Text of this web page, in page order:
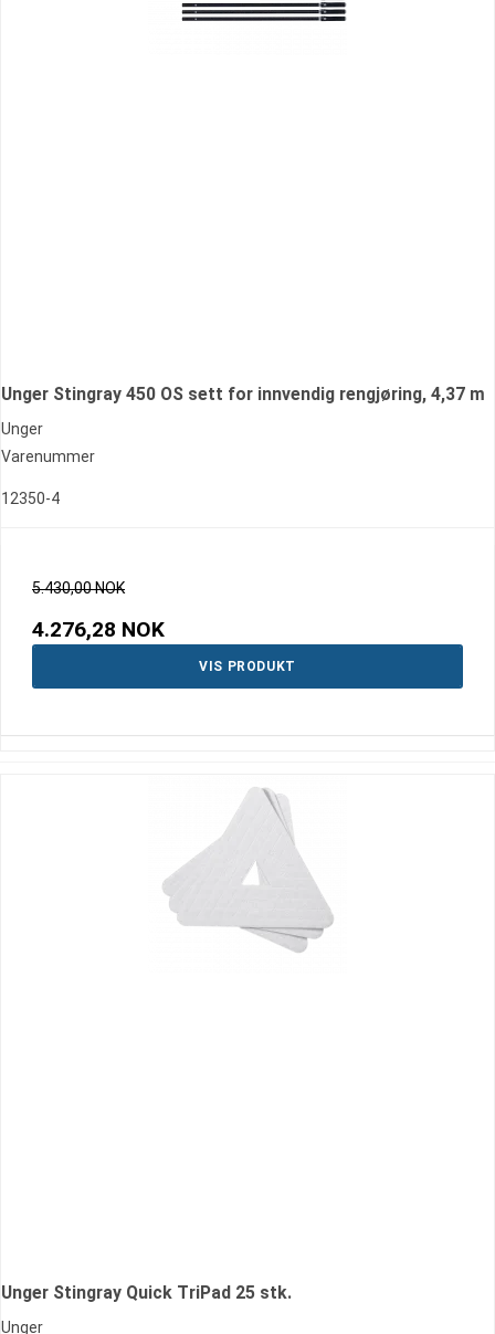
Unger Stingray 450 OS sett for innvendig rengjøring, 4,37 m
Unger
Varenummer
12350-4
5.430,00 NOK
4.276,28 NOK
VIS PRODUKT
Unger Stingray Quick TriPad 25 stk.
Unger